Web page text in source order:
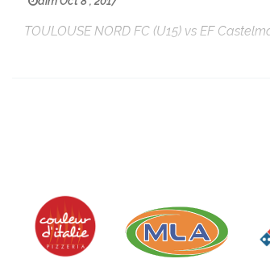
TOULOUSE NORD FC (U15) vs EF